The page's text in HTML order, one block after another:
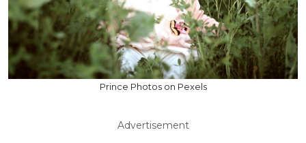
Prince Photos on Pexels
Advertisement